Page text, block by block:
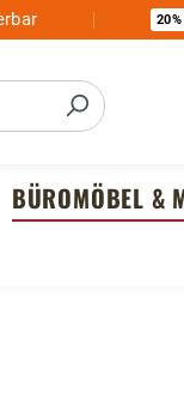
20%
BÜROMÖBEL &